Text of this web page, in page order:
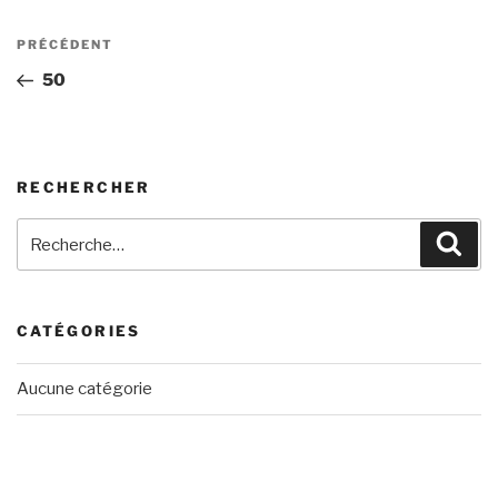
Navigation
l’article
Article
précédent
PRÉCÉDENT
50
RECHERCHER
CATÉGORIES
Aucune catégorie